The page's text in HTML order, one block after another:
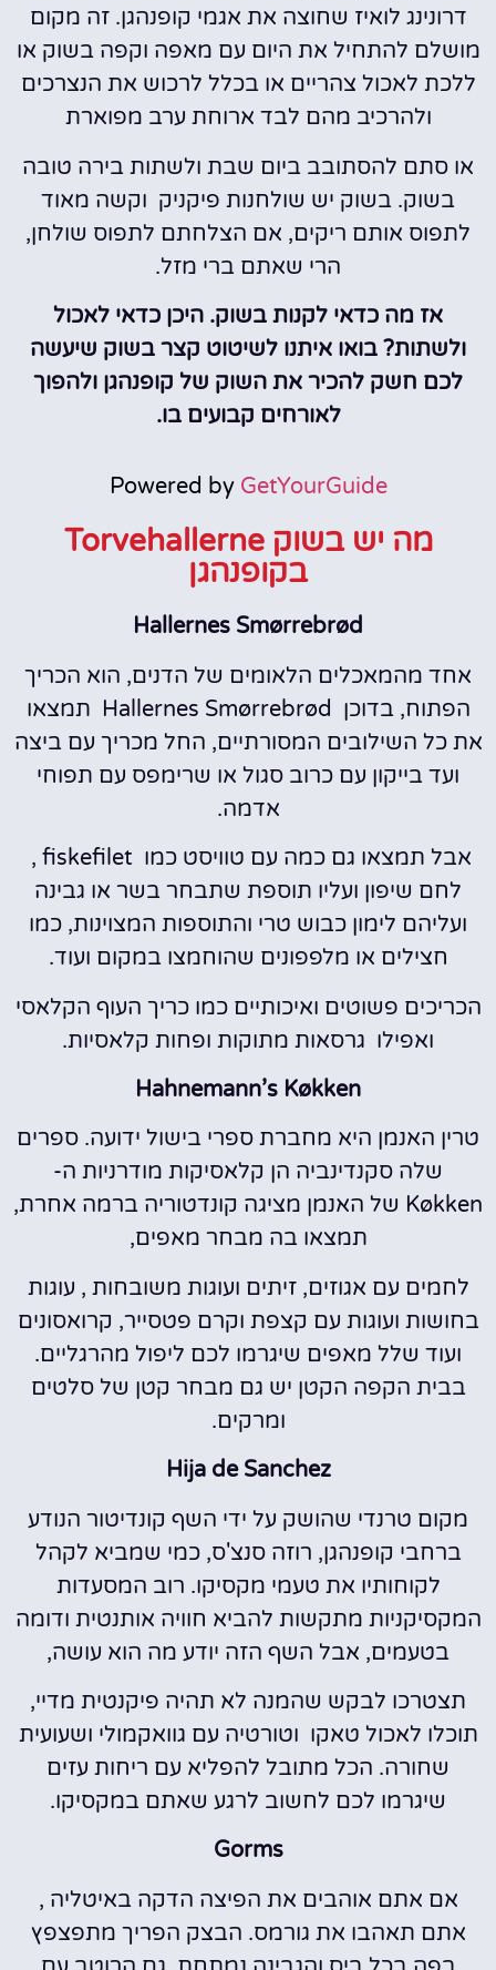
דרונינג לואיז שחוצה את אגמי קופנהגן. זה מקום
מושלם להתחיל את היום עם מאפה וקפה בשוק או
ללכת לאכול צהריים או בכלל לרכוש את הנצרכים
ולהרכיב מהם לבד ארוחת ערב מפוארת
או סתם להסתובב ביום שבת ולשתות בירה טובה
בשוק. בשוק יש שולחנות פיקניק וקשה מאוד
לתפוס אותם ריקים, אם הצלחתם לתפוס שולחן,
הרי שאתם ברי מזל.
אז מה כדאי לקנות בשוק. היכן כדאי לאכול
ולשתות? בואו איתנו לשיטוט קצר בשוק שיעשה
לכם חשק להכיר את השוק של קופנהגן ולהפוך
לאורחים קבועים בו.
Powered by GetYourGuide
מה יש בשוק Torvehallerne
בקופנהגן
Hallernes Smørrebrød
אחד מהמאכלים הלאומים של הדנים, הוא הכריך
הפתוח, בדוכן Hallernes Smørrebrød תמצאו
את כל השילובים המסורתיים, החל מכריך עם ביצה
ועד בייקון עם כרוב סגול או שרימפס עם תפוחי
אדמה.
אבל תמצאו גם כמה עם טוויסט כמו fiskefilet ,
לחם שיפון ועליו תוספת שתבחר בשר או גבינה
ועליהם לימון כבוש טרי והתוספות המצוינות, כמו
חצילים או מלפפונים שהוחמצו במקום ועוד.
הכריכים פשוטים ואיכותיים כמו כריך העוף הקלאסי
ואפילו גרסאות מתוקות ופחות קלאסיות.
Hahnemann’s Køkken
טרין האנמן היא מחברת ספרי בישול ידועה. ספרים
שלה סקנדינביה הן קלאסיקות מודרניות ה-
Køkken של האנמן מציגה קונדטוריה ברמה אחרת,
תמצאו בה מבחר מאפים,
לחמים עם אגוזים, זיתים ועוגות משובחות , עוגות
בחושות ועוגות עם קצפת וקרם פטסייר, קרואסונים
ועוד שלל מאפים שיגרמו לכם ליפול מהרגליים.
בבית הקפה הקטן יש גם מבחר קטן של סלטים
ומרקים.
Hija de Sanchez
מקום טרנדי שהושק על ידי השף קונדיטור הנודע
ברחבי קופנהגן, רוזה סנצ'ס, כמי שמביא לקהל
לקוחותיו את טעמי מקסיקו. רוב המסעדות
המקסיקניות מתקשות להביא חוויה אותנטית ודומה
בטעמים, אבל השף הזה יודע מה הוא עושה,
תצטרכו לבקש שהמנה לא תהיה פיקנטית מדיי,
תוכלו לאכול טאקו וטורטיה עם גוואקמולי ושעועית
שחורה. הכל מתובל להפליא עם ריחות עזים
שיגרמו לכם לחשוב לרגע שאתם במקסיקו.
Gorms
אם אתם אוהבים את הפיצה הדקה באיטליה ,
אתם תאהבו את גורמס. הבצק הפריך מתפצפץ